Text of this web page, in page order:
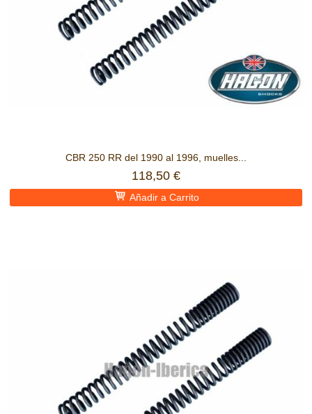
CBR 250 RR del 1990 al 1996, muelles...
118,50 €
Añadir a Carrito